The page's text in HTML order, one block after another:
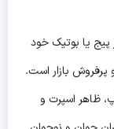
پیج یا بوتیک خود
پرفروش بازار است.
ظاهر اسپرت و